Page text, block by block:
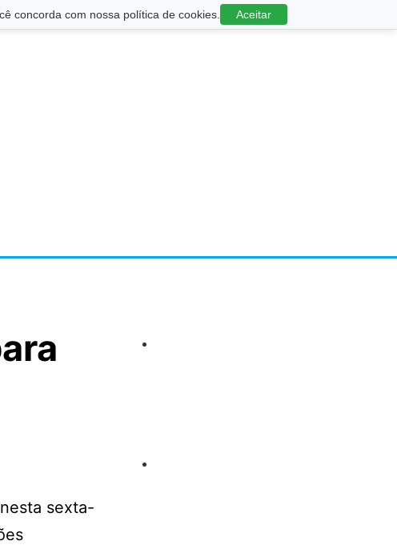
concorda com nossa política de cookies. Aceitar
sexta-